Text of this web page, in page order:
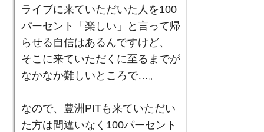
ライブに来ていただいた人を100
パーセント「楽しい」と言って帰
らせる自信はあるんですけど、
そこに来ていただくに至るまでが
なかなか難しいところで…。
なので、豊洲PITも来ていただい
た方は間違いなく100パーセント